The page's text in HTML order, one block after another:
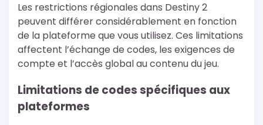
Les restrictions régionales dans Destiny 2
peuvent différer considérablement en fonction
de la plateforme que vous utilisez. Ces limitations
affectent l’échange de codes, les exigences de
compte et l’accès global au contenu du jeu.
Limitations de codes spécifiques aux
plateformes